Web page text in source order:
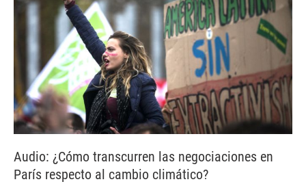
Audio: ¿Cómo transcurren las negociaciones en
París respecto al cambio climático?